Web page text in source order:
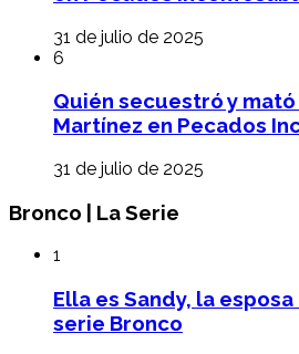
31 de julio de 2025
6
Quién secuestró y
Martínez en Pecados
31 de julio de 2025
Bronco | La Serie
1
Ella es Sandy, la
serie Bronco